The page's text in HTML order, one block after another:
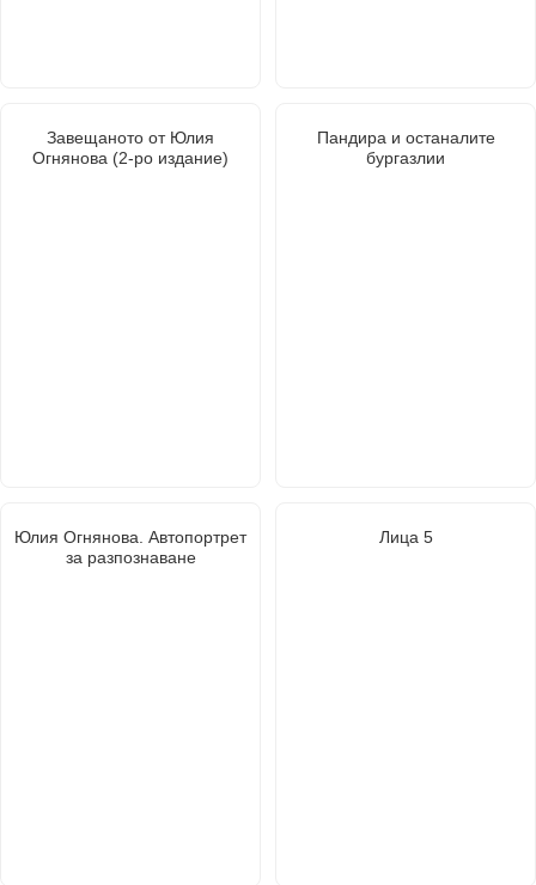
Завещаното от Юлия
Огнянова (2-ро издание)
Пандира и останалите
бургазлии
Юлия Огнянова. Автопортрет
за разпознаване
Лица 5